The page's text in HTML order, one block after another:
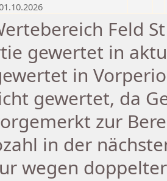
Feld
gewertet in
in
gewertet, da
zur
in der
wegen